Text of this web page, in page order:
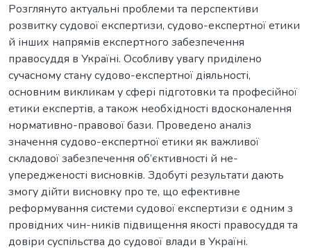
Розглянуто актуальні проблеми та перспективи
розвитку судової експертизи, судово-експертної етики
й інших напрямів експертного забезпечення
правосуддя в Україні. Особливу увагу приділено
сучасному стану судово-експертної діяльності,
основним викликам у сфері підготовки та професійної
етики експертів, а також необхідності вдосконалення
нормативно-правової бази. Проведено аналіз
значення судово-експертної етики як важливої
складової забезпечення об’єктивності й не-
упередженості висновків. Здобуті результати дають
змогу дійти висновку про те, що ефективне
реформування системи судової експертизи є одним з
провідних чин-ників підвищення якості правосуддя та
довіри суспільства до судової влади в Україні.